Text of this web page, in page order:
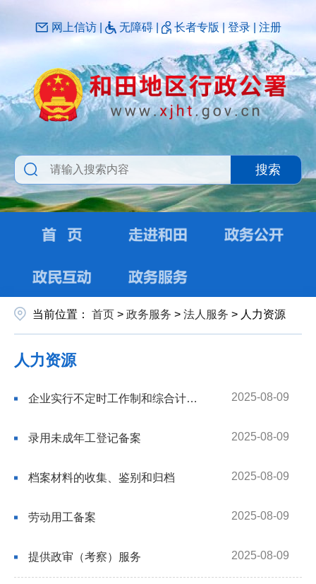
网上信访 无障碍 长者专版 | 登录 注册
搜索
当前位置： 首页 > 政务服务 > 法人服务 > 人力资源
人力资源
2025-08-09
企业实行不定时工作制和综合计算工时工作制审批
2025-08-09
录用未成年工登记备案
2025-08-09
档案材料的收集、鉴别和归档
2025-08-09
劳动用工备案
2025-08-09
提供政审（考察）服务